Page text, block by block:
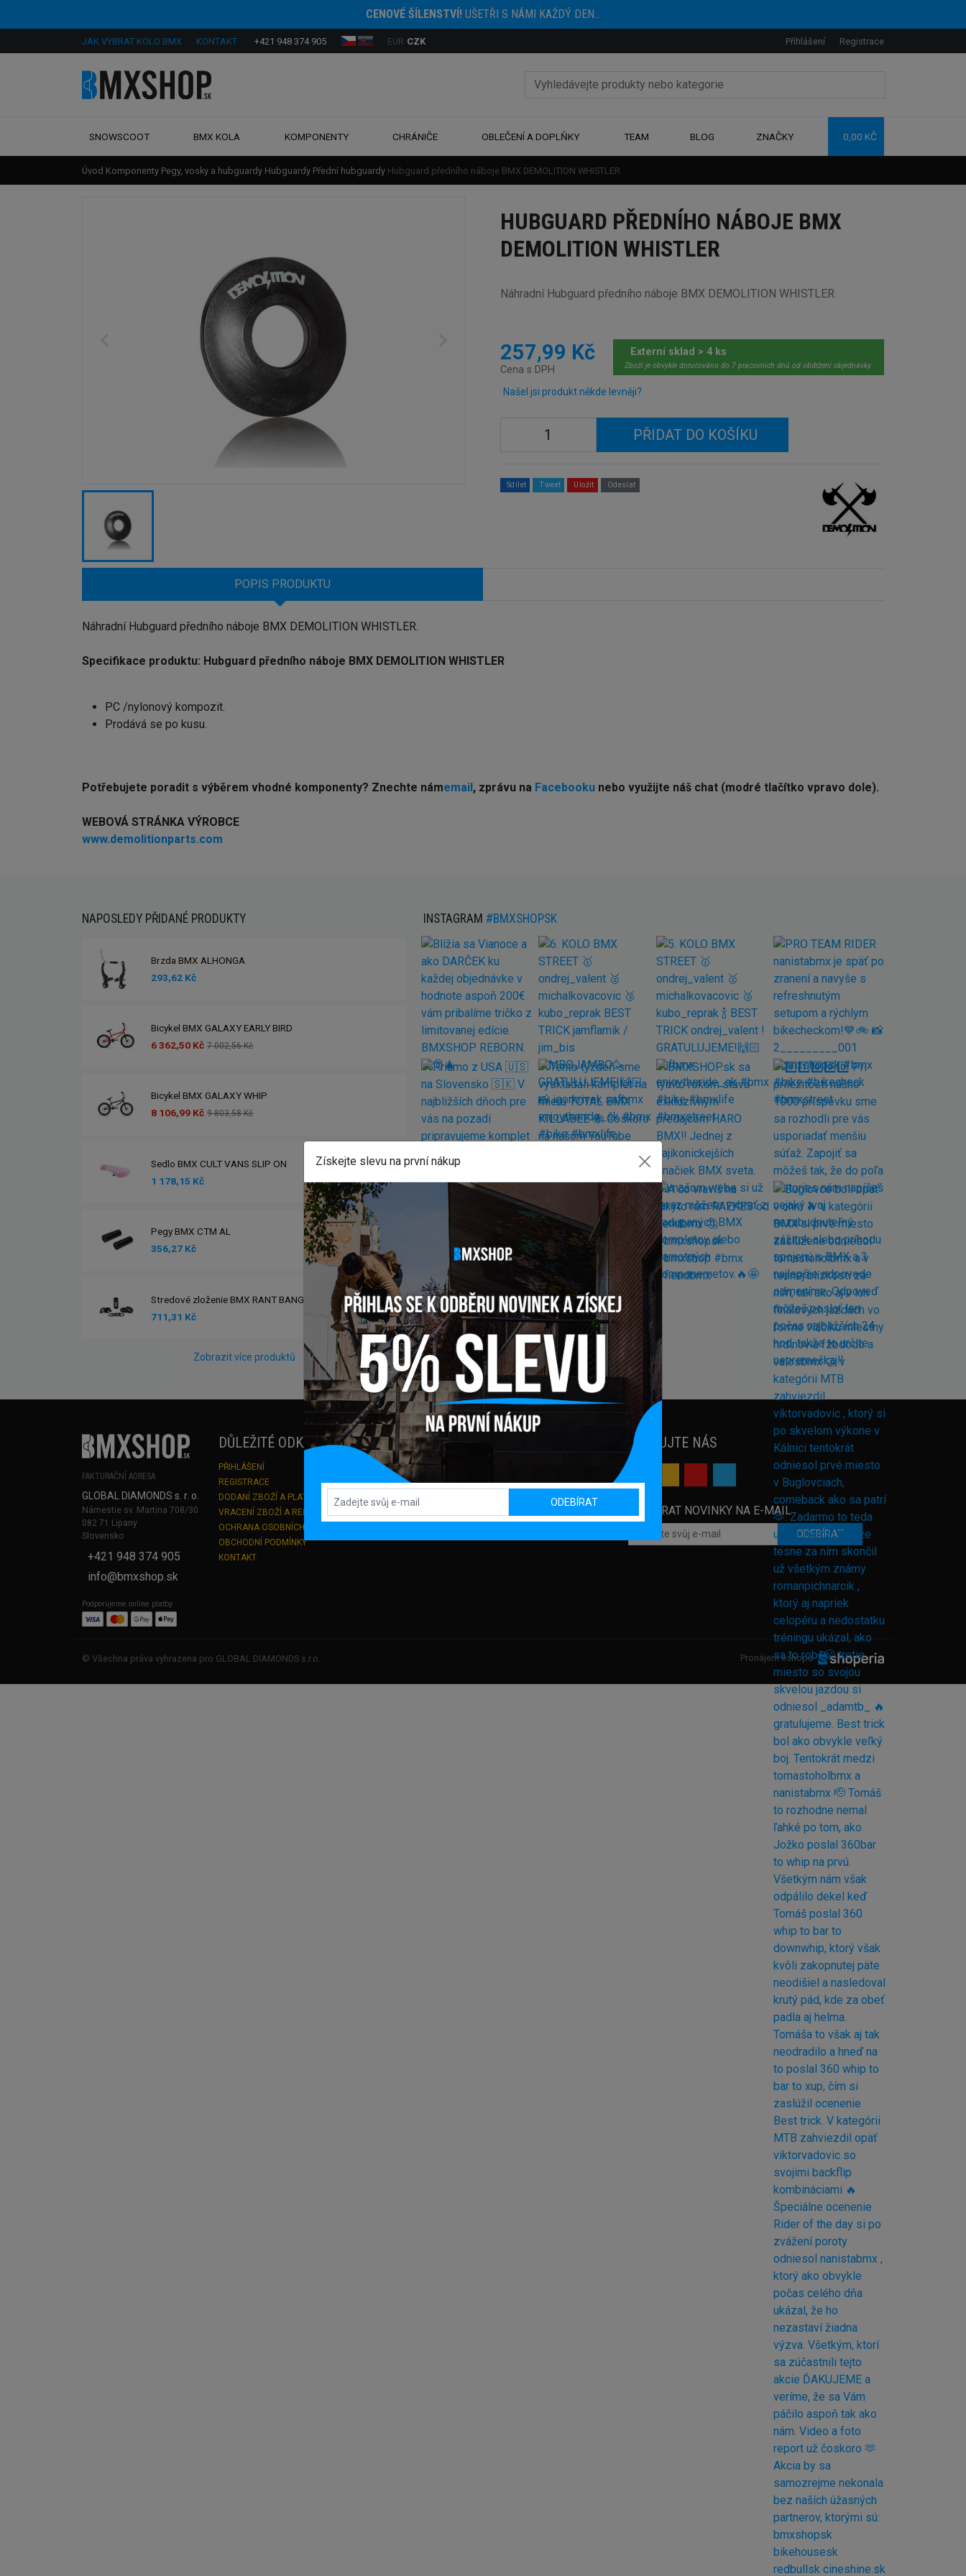
CENOVÉ ŠÍLENSTVÍ!UŠETŘI S NÁMI KAŽDÝ DEN...
JAK VYBRAT KOLO BMX KONTAKT +421 948 374 905 EUR CZK Přihlášení Registrace
SNOWSCOOT BMX KOLA KOMPONENTY CHRÁNIČE OBLEČENÍ A DOPLŇKY TEAM BLOG ZNAČKY 0,00 KČ
Úvod Komponenty Pegy, vosky a hubguardy Hubguardy Přední hubguardy Hubguard předního náboje BMX DEMOLITION WHISTLER
HUBGUARD PŘEDNÍHO NÁBOJE BMX
DEMOLITION WHISTLER
Náhradní Hubguard předního náboje BMX DEMOLITION WHISTLER.
257,99 Kč
Cena s DPH
Externí sklad > 4 ks
Zboží je obvykle doručováno do 7 pracovních dnů od obdržení objednávky.
Našel jsi produkt někde levněji?
PŘIDAT DO KOŠÍKU
Sdílet Tweet Uložit Odeslat
POPIS PRODUKTU
Náhradní Hubguard předního náboje BMX DEMOLITION WHISTLER.
Specifikace produktu: Hubguard předního náboje BMX DEMOLITION WHISTLER
PC /nylonový kompozit.
Prodává se po kusu.
Potřebujete poradit s výběrem vhodné komponenty? Znechte námemail , zprávu na Facebooku nebo využijte náš chat (modré tlačítko vpravo dole).
WEBOVÁ STRÁNKA VÝROBCE
www.demolitionparts.com
NAPOSLEDY PŘIDANÉ PRODUKTY
Brzda BMX ALHONGA
293,62 Kč
Bicykel BMX GALAXY EARLY BIRD
6 362,50 Kč 7 002,56 Kč
Bicykel BMX GALAXY WHIP
8 106,99 Kč 9 803,58 Kč
Sedlo BMX CULT VANS SLIP ON
1 178,15 Kč
Pegy BMX CTM AL
356,27 Kč
Stredové zloženie BMX RANT BANG UR SPANISH BB
711,31 Kč
Zobrazit více produktů
INSTAGRAM #BMXSHOPSK
FAKTURAČNÍ ADRESA
GLOBAL DIAMONDS s. r. o.
Námestie sv. Martina 708/30
082 71 Lipany
Slovensko
+421 948 374 905
info@bmxshop.sk
Podporujeme online platby
DŮLEŽITÉ ODKAZY
PŘIHLÁŠENÍ
REGISTRACE
DODANÍ ZBOŽÍ A PLATBA
VRACENÍ ZBOŽÍ A REKLAMACE
OCHRANA OSOBNÍCH ÚDAJŮ
OBCHODNÍ PODMÍNKY
KONTAKT
OBCHOD / SHOWROOM SLEDUJTE NÁS
ODEBÍRAT NOVINKY NA E-MAIL
ODEBÍRAT
© Všechna práva vyhrazena pro GLOBAL DIAMONDS s.r.o. Pronájem eshopu
Získejte slevu na první nákup
ODEBÍRAT